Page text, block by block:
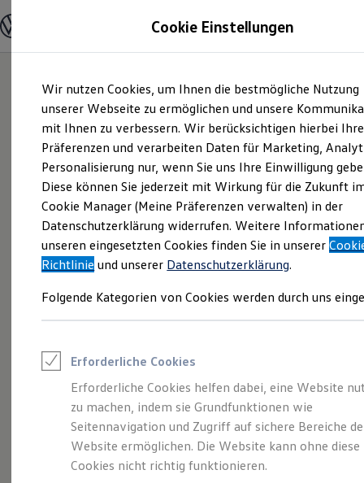
Hauptinhalt
springen
Footer
springen
Modelle und Konfigurator
Modelle vergleichen
Elektroautos
ENERGY Sondermodelle
Nutzfahrzeuge
SUV und CUV
Familienautos
Kombis
Kompaktwagen
Sportwagen
Schnell verfügbare Fahrzeuge
Angebote und Produkte
Aktuelle Angebote
E-Auto-Förderung
Volkswagen Marktplatz
Junge Gebrauchtwagen und Gebrauchtwagen
Saisonangebote
Leasing
Leasing-Angebote
Gebrauchtwagen Leasing
Junge Gebrauchtwagen-Leasing
Elektroauto Leasing
Kleinwagen-Leasing
Leasing ohne Anzahlung
Eine Klasse für sich.
Der Golf.
Cookie Einstellungen
Wir nutzen Cookies, um Ihnen die bestmögliche Nutzung
unserer Webseite zu ermöglichen und unsere
mit Ihnen zu verbessern. Wir berücksichtigen hierbei Ihre
Präferenzen und verarbeiten Daten für Marketing,
Personalisierung nur, wenn Sie uns Ihre Einwilligung
Diese können Sie jederzeit mit Wirkung für die Zukunft
Cookie Manager (Meine Präferenzen verwalten) in der
Datenschutzerklärung widerrufen. Weitere
unseren eingesetzten Cookies finden Sie in unserer
Richtlinie und unserer Datenschutzerklärung.
Folgende Kategorien von Cookies werden durch uns
Erforderliche Cookies
Erforderliche Cookies helfen dabei, eine Website
zu machen, indem sie Grundfunktionen wie
Seitennavigation und Zugriff auf sichere Bereiche
Website ermöglichen. Die Website kann ohne diese
Cookies nicht richtig funktionieren.